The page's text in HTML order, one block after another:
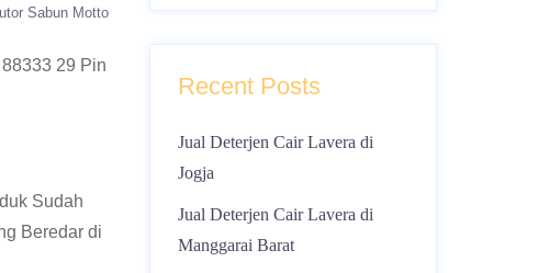
Sabun Motto
29 Pin
Sudah
Beredar di
Recent Posts
Jual Deterjen Cair Lavera di
Jogja
Jual Deterjen Cair Lavera di
Manggarai Barat